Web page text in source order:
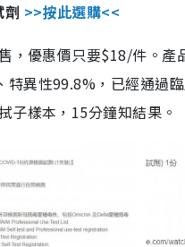
劑 >>按此選購<<
，優惠價只要$18/件。
異性99.8%，已經通過
樣本，15分鐘知結果。